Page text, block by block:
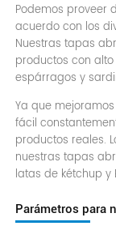
Podemos proveer
acuerdo con los
Nuestras tapas
productos con
espárragos y
Ya que
fácil
productos reales.
nuestras tapas
latas de kétchup y
Parámetros para